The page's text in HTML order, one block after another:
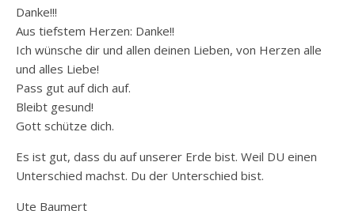
Danke!!!
Aus tiefstem Herzen: Danke!!
Ich wünsche dir und allen deinen Lieben, von Herzen alle
und alles Liebe!
Pass gut auf dich auf.
Bleibt gesund!
Gott schütze dich.
Es ist gut, dass du auf unserer Erde bist. Weil DU einen
Unterschied machst. Du der Unterschied bist.
Ute Baumert